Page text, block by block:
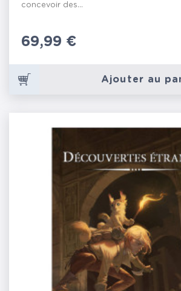
concevoir des...
Prix
69,99 €
Ajouter au